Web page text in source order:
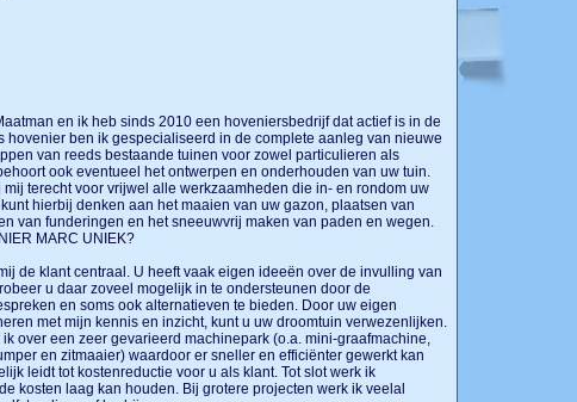
en ik heb sinds 2010 een hoveniersbedrijf dat actief is in de
hovenier ben ik gespecialiseerd in de complete aanleg van nieuwe
van reeds bestaande tuinen voor zowel particulieren als
ook eventueel het ontwerpen en onderhouden van uw tuin.
mij terecht voor vrijwel alle werkzaamheden die in- en rondom uw
hierbij denken aan het maaien van uw gazon, plaatsen van
van funderingen en het sneeuwvrij maken van paden en wegen.
MARC UNIEK?
de klant centraal. U heeft vaak eigen ideeën over de invulling van
u daar zoveel mogelijk in te ondersteunen door de
en soms ook alternatieven te bieden. Door uw eigen
met mijn kennis en inzicht, kunt u uw droomtuin verwezenlijken.
over een zeer gevarieerd machinepark (o.a. mini-graafmachine,
en zitmaaier) waardoor er sneller en efficiënter gewerkt kan
leidt tot kostenreductie voor u als klant. Tot slot werk ik
kosten laag kan houden. Bij grotere projecten werk ik veelal